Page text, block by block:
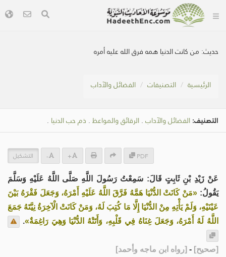
حديث: من كانت الدنيا همه فرق الله عليه أمره
الرئيسية التصنيفات الفضائل والآداب
التصنيف: الفضائل والآداب . الرقائق والمواعظ . ذم حب الدنيا .
PDF
+
- التشكيل
عَنْ زَيْدِ بْنِ ثَابِتٍ قَالَ: سَمِعْتُ رَسُولَ اللَّهِ صَلَّى اللَّهُ عَلَيْهِ وَسَلَّمَ
يَقُولُ: «مَنْ كَانَتْ الدُّنْيَا هَمَّهُ فَرَّقَ اللَّهُ عَلَيْهِ أَمْرَهُ، وَجَعَلَ فَقْرَهُ بَيْنَ
عَيْنَيْهِ، وَلَمْ يَأْتِهِ مِنْ الدُّنْيَا إِلَّا مَا كُتِبَ لَهُ، وَمَنْ كَانَتْ الْآخِرَةُ نِيَّتَهُ جَمَعَ
اللَّهُ لَهُ أَمْرَهُ، وَجَعَلَ غِنَاهُ فِي قَلْبِهِ، وَأَتَتْهُ الدُّنْيَا وَهِيَ رَاغِمَةٌ».
[صحيح]
-
[رواه ابن ماجه وأحمد]